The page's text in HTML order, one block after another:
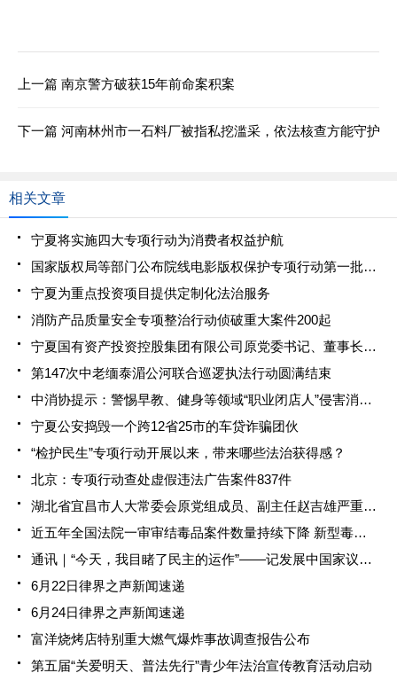
上一篇 南京警方破获15年前命案积案
下一篇 河南林州市一石料厂被指私挖滥采，依法核查方能守护绿
相关文章
宁夏将实施四大专项行动为消费者权益护航
国家版权局等部门公布院线电影版权保护专项行动第一批典型案件
宁夏为重点投资项目提供定制化法治服务
消防产品质量安全专项整治行动侦破重大案件200起
宁夏国有资产投资控股集团有限公司原党委书记、董事长赵其宏受贿一审被判十二年
第147次中老缅泰湄公河联合巡逻执法行动圆满结束
中消协提示：警惕早教、健身等领域“职业闭店人”侵害消费者权益
宁夏公安捣毁一个跨12省25市的车贷诈骗团伙
“检护民生”专项行动开展以来，带来哪些法治获得感？
北京：专项行动查处虚假违法广告案件837件
湖北省宜昌市人大常委会原党组成员、副主任赵吉雄严重违纪违法被开除党籍和公职
近五年全国法院一审审结毒品案件数量持续下降 新型毒品犯罪呈上升趋势
通讯｜“今天，我目睹了民主的运作”——记发展中国家议员观察中国基层立法工作
6月22日律界之声新闻速递
6月24日律界之声新闻速递
富洋烧烤店特别重大燃气爆炸事故调查报告公布
第五届“关爱明天、普法先行”青少年法治宣传教育活动启动